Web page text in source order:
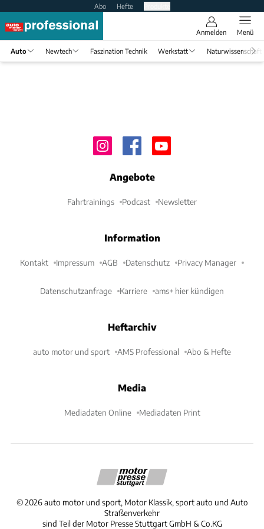
Abo Hefte
Anmelden Menü
Auto Newtech Faszination Technik Werkstatt Naturwissenschaft
Angebote
Fahrtrainings Podcast Newsletter
Information
Kontakt Impressum AGB Datenschutz Privacy Manager
Datenschutzanfrage Karriere ams+ hier kündigen
Heftarchiv
auto motor und sport AMS Professional Abo & Hefte
Media
Mediadaten Online Mediadaten Print
©2026 auto motor und sport, Motor Klassik, sport auto und Auto
Straßenverkehr
sind Teil der Motor Presse Stuttgart GmbH & Co.KG